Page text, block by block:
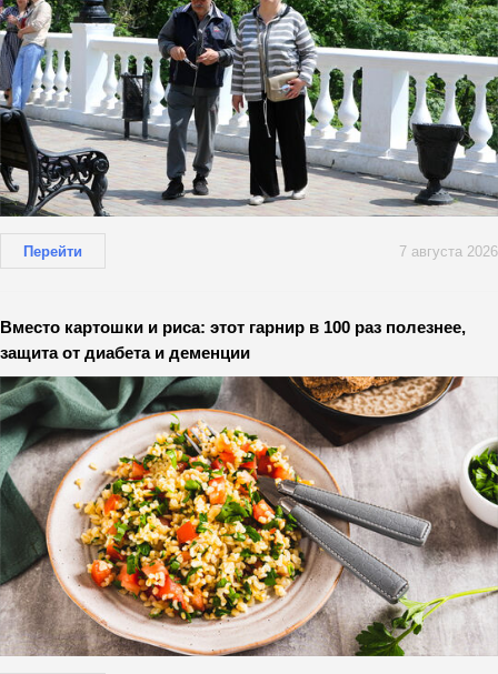
Перейти 7 августа 2026
Вместо картошки и риса: этот гарнир в 100 раз полезнее,
защита от диабета и деменции